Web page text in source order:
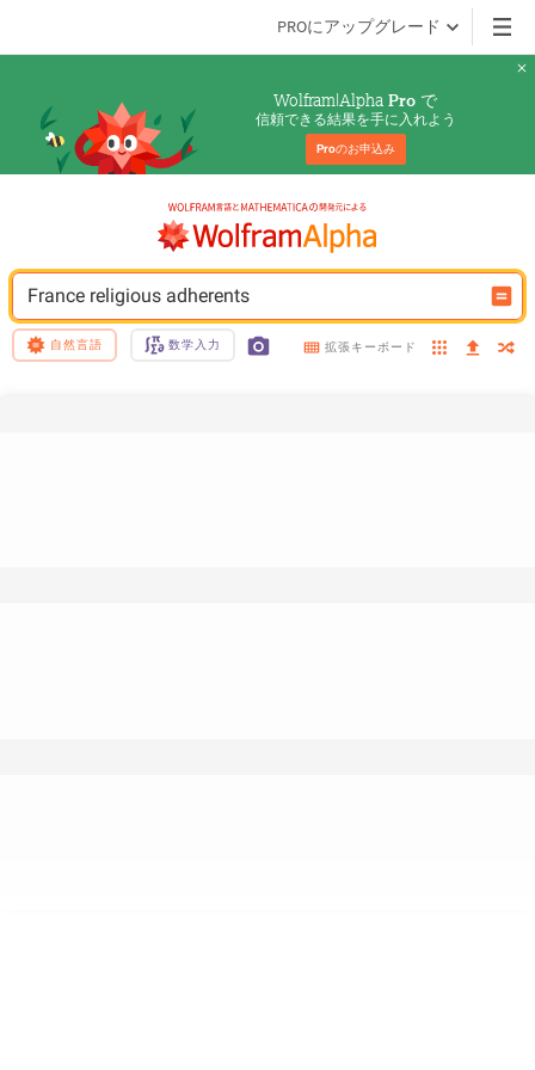
PROにアップグレード
Wolfram|Alpha Pro で
信頼できる結果を手に入れよう
Proのお申込み
France religious adherents
自然言語 数学入力 拡張キーボード